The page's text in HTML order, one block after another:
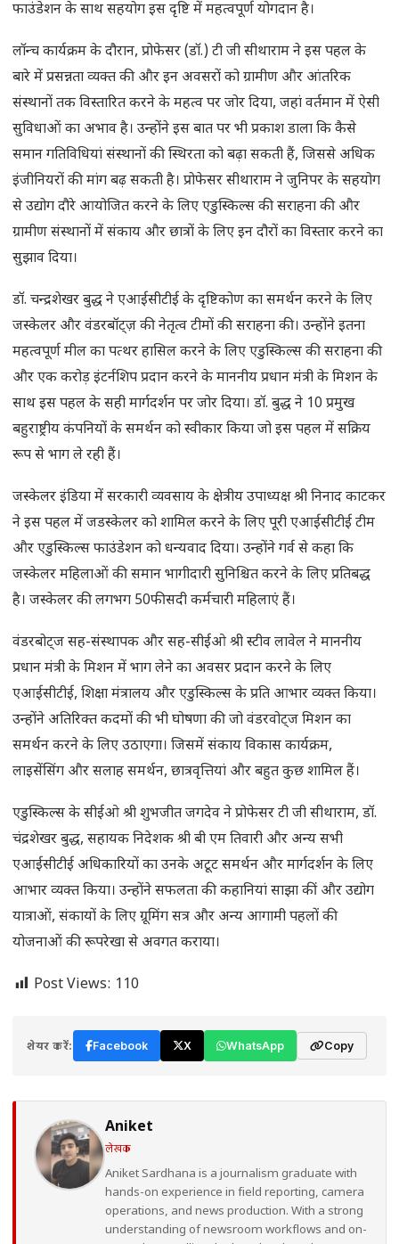
फाउंडेशन के साथ सहयोग इस दृष्टि में महत्वपूर्ण योगदान है।
लॉन्च कार्यक्रम के दौरान, प्रोफेसर (डॉ.) टी जी सीथाराम ने इस पहल के
बारे में प्रसन्नता व्यक्त की और इन अवसरों को ग्रामीण और आंतरिक
संस्थानों तक विस्तारित करने के महत्व पर जोर दिया, जहां वर्तमान में ऐसी
सुविधाओं का अभाव है। उन्होंने इस बात पर भी प्रकाश डाला कि कैसे
समान गतिविधियां संस्थानों की स्थिरता को बढ़ा सकती हैं, जिससे अधिक
इंजीनियरों की मांग बढ़ सकती है। प्रोफेसर सीथाराम ने जुनिपर के सहयोग
से उद्योग दौरे आयोजित करने के लिए एडुस्किल्स की सराहना की और
ग्रामीण संस्थानों में संकाय और छात्रों के लिए इन दौरों का विस्तार करने का
सुझाव दिया।
डॉ. चन्द्रशेखर बुद्ध ने एआईसीटीई के दृष्टिकोण का समर्थन करने के लिए
जस्केलर और वंडरबॉट्ज़ की नेतृत्व टीमों की सराहना की। उन्होंने इतना
महत्वपूर्ण मील का पत्थर हासिल करने के लिए एडुस्किल्स की सराहना की
और एक करोड़ इंटर्नशिप प्रदान करने के माननीय प्रधान मंत्री के मिशन के
साथ इस पहल के सही मार्गदर्शन पर जोर दिया। डॉ. बुद्ध ने 10 प्रमुख
बहुराष्ट्रीय कंपनियों के समर्थन को स्वीकार किया जो इस पहल में सक्रिय
रूप से भाग ले रही हैं।
जस्केलर इंडिया में सरकारी व्यवसाय के क्षेत्रीय उपाध्यक्ष श्री निनाद काटकर
ने इस पहल में जडस्केलर को शामिल करने के लिए पूरी एआईसीटीई टीम
और एडुस्किल्स फाउंडेशन को धन्यवाद दिया। उन्होंने गर्व से कहा कि
जस्केलर महिलाओं की समान भागीदारी सुनिश्चित करने के लिए प्रतिबद्ध
है। जस्केलर की लगभग 50फीसदी कर्मचारी महिलाएं हैं।
वंडरबोट्ज सह-संस्थापक और सह-सीईओ श्री स्टीव लावेल ने माननीय
प्रधान मंत्री के मिशन में भाग लेने का अवसर प्रदान करने के लिए
एआईसीटीई, शिक्षा मंत्रालय और एडुस्किल्स के प्रति आभार व्यक्त किया।
उन्होंने अतिरिक्त कदमों की भी घोषणा की जो वंडरवोट्ज मिशन का
समर्थन करने के लिए उठाएगा। जिसमें संकाय विकास कार्यक्रम,
लाइसेंसिंग और सलाह समर्थन, छात्रवृत्तियां और बहुत कुछ शामिल हैं।
एडुस्किल्स के सीईओ श्री शुभजीत जगदेव ने प्रोफेसर टी जी सीथाराम, डॉ.
चंद्रशेखर बुद्ध, सहायक निदेशक श्री बी एम तिवारी और अन्य सभी
एआईसीटीई अधिकारियों का उनके अटूट समर्थन और मार्गदर्शन के लिए
आभार व्यक्त किया। उन्होंने सफलता की कहानियां साझा कीं और उद्योग
यात्राओं, संकायों के लिए ग्रूमिंग सत्र और अन्य आगामी पहलों की
योजनाओं की रूपरेखा से अवगत कराया।
Post Views: 110
शेयर करें: Facebook X WhatsApp Copy
Aniket
लेखक
Aniket Sardhana is a journalism graduate with
hands-on experience in field reporting, camera
operations, and news production. With a strong
understanding of newsroom workflows and on-